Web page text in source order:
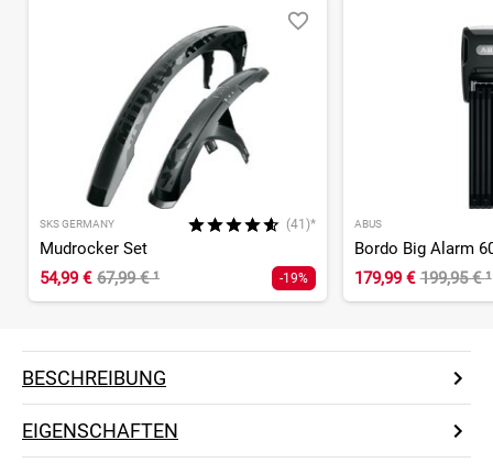
SKS GERMANY (41)*
Mudrocker Set
54,99 € 67,99 €¹ -19%
ABUS
179,99 € 199,95 €¹
BESCHREIBUNG
EIGENSCHAFTEN